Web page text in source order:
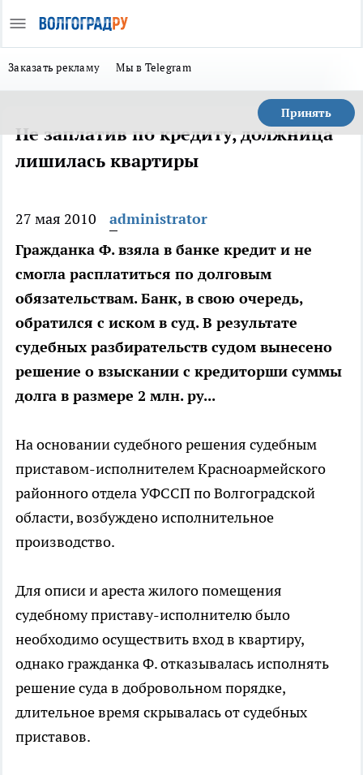
Заказать рекламу Мы в Telegram
Принять
Не заплатив по кредиту, должница
лишилась квартиры
27 мая 2010
administrator
Гражданка Ф. взяла в банке кредит и не
смогла расплатиться по долговым
обязательствам. Банк, в свою очередь,
обратился с иском в суд. В результате
судебных разбирательств судом вынесено
решение о взыскании с кредиторши суммы
долга в размере 2 млн. ру...
На основании судебного решения судебным
приставом-исполнителем Красноармейского
районного отдела УФССП по Волгоградской
области, возбуждено исполнительное
производство.
Для описи и ареста жилого помещения
судебному приставу-исполнителю было
необходимо осуществить вход в квартиру,
однако гражданка Ф. отказывалась исполнять
решение суда в добровольном порядке,
длительное время скрывалась от судебных
приставов.